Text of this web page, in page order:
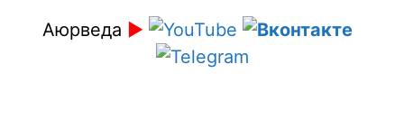
Аюрведа ►